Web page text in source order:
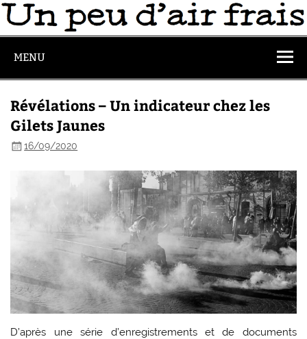
MENU
Révélations – Un indicateur chez les
Gilets Jaunes
16/09/2020
D’après une série d’enregistrements et de documents